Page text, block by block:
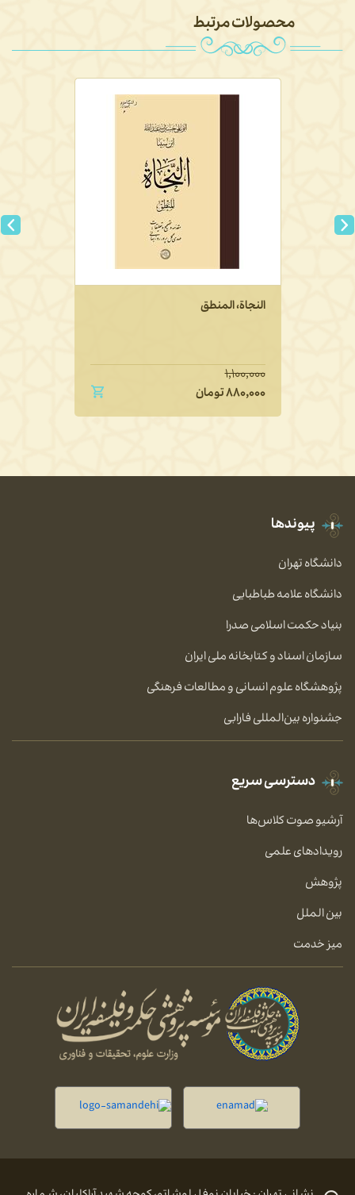
محصولات مرتبط
النجاة، المنطق
۱,۱۰۰,۰۰۰
۸۸۰,۰۰۰تومان
پیوندها
دانشگاه تهران
دانشگاه علامه طباطبایی
بنیاد حکمت اسلامی صدرا
سازمان اسناد و کتابخانه ملی ایران
پژوهشگاه علوم انسانی و مطالعات فرهنگی
جشنواره بین‌المللی فارابی
دسترسی سریع
آرشیو صوت کلاس‌ها
رویدادهای علمی
پژوهش
بین الملل
میز خدمت